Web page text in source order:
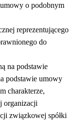
o podobnym
reprezentującego
do
na podstawie
podstawie umowy
charakterze,
organizacji
związkowej spółki